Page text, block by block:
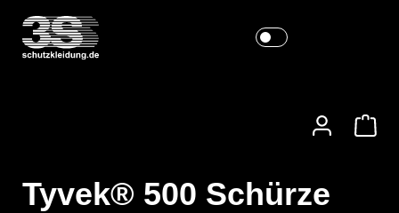
Tyvek® 500 Schürze